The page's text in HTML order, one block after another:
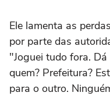
Ele lamenta as
por parte das
"Joguei tudo fora.
quem? Prefeitura?
para o outro.